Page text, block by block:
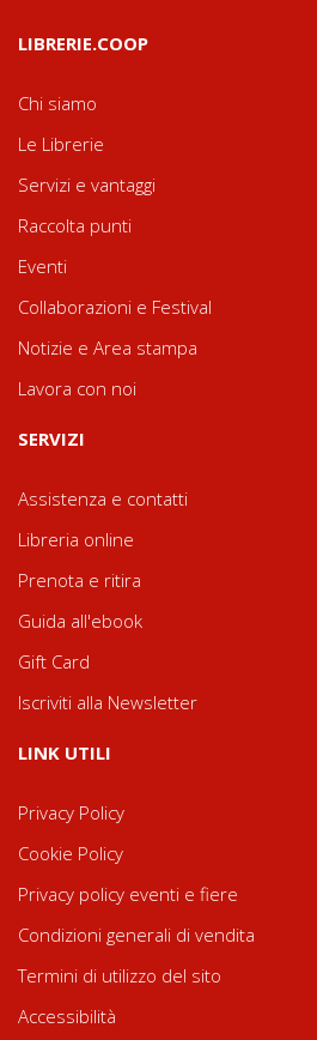
LIBRERIE.COOP
Chi siamo
Le Librerie
Servizi e vantaggi
Raccolta punti
Eventi
Collaborazioni e Festival
Notizie e Area stampa
Lavora con noi
SERVIZI
Assistenza e contatti
Libreria online
Prenota e ritira
Guida all'ebook
Gift Card
Iscriviti alla Newsletter
LINK UTILI
Privacy Policy
Cookie Policy
Privacy policy eventi e fiere
Condizioni generali di vendita
Termini di utilizzo del sito
Accessibilità